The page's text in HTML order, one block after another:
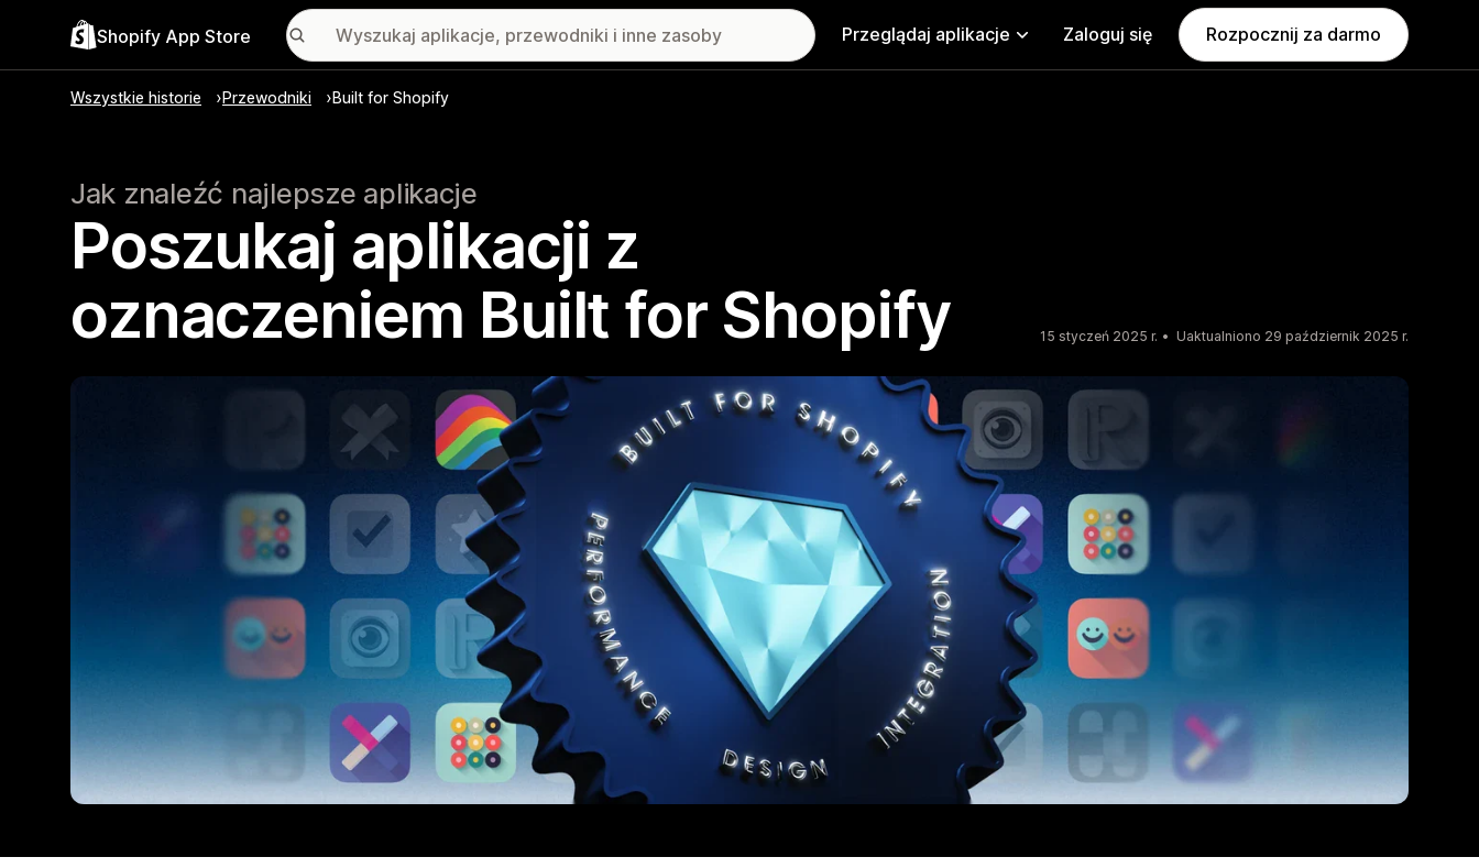
Shopify App Store Przeglądaj aplikacje Zaloguj się Rozpocznij za darmo
Wszystkie historie Przewodniki Built for Shopify
Jak znaleźć najlepsze aplikacje
Poszukaj aplikacji z
oznaczeniem Built for Shopify
15 styczeń 2025 r. Uaktualniono 29 październik 2025 r.